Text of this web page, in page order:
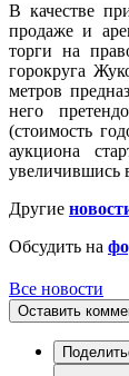
В качестве
продаже и
торги на
горокруга
метров
него
(стоимость
аукциона
увеличившись
Другие
Обсудить на
Все новости
Оставить